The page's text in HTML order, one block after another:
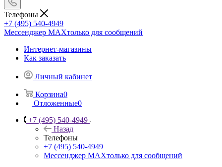
Телефоны
+7 (495) 540-4949
Мессенджер МАХтолько для сообщений
Интернет-магазины
Как заказать
Личный кабинет
Корзина0
Отложенные0
+7 (495) 540-4949
Назад
Телефоны
+7 (495) 540-4949
Мессенджер МАХтолько для сообщений